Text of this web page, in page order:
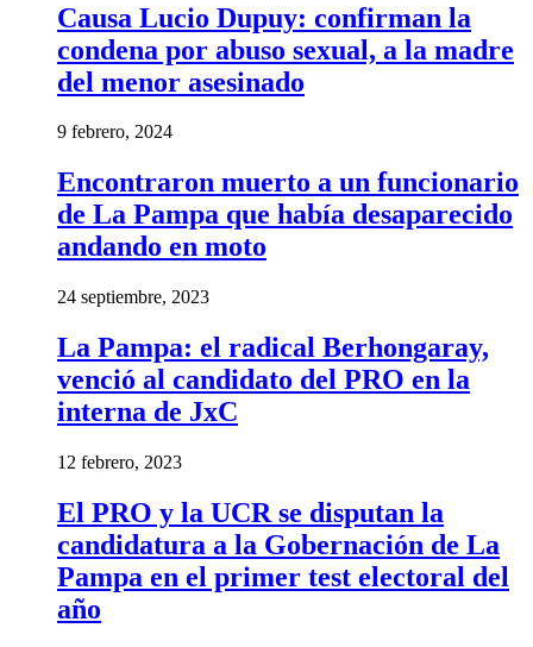
Causa Lucio Dupuy: confirman la
condena por abuso sexual, a la madre
del menor asesinado
9 febrero, 2024
Encontraron muerto a un funcionario
de La Pampa que había desaparecido
andando en moto
24 septiembre, 2023
La Pampa: el radical Berhongaray,
venció al candidato del PRO en la
interna de JxC
12 febrero, 2023
El PRO y la UCR se disputan la
candidatura a la Gobernación de La
Pampa en el primer test electoral del
año